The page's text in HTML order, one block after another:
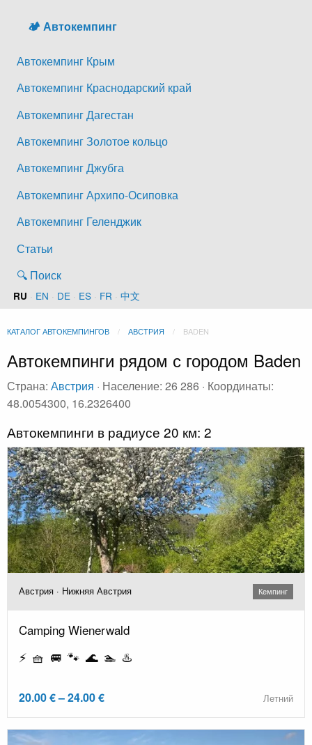
🏕️ Автокемпинг
Автокемпинг Крым
Автокемпинг Краснодарский край
Автокемпинг Дагестан
Автокемпинг Золотое кольцо
Автокемпинг Джубга
Автокемпинг Архипо-Осиповка
Автокемпинг Геленджик
Статьи
🔍 Поиск
RU · EN · DE · ES · FR · 中文
КАТАЛОГ АВТОКЕМПИНГОВ АВСТРИЯ BADEN
Автокемпинги рядом с городом Baden
Страна: Австрия · Население: 26 286 · Координаты:
48.0054300, 16.2326400
Автокемпинги в радиусе 20 км: 2
Австрия · Нижняя Австрия Кемпинг
Camping Wienerwald
⚡ 🧺 🚐 🐾 🌊 🏊 ♨️
20.00 € – 24.00 € Летний